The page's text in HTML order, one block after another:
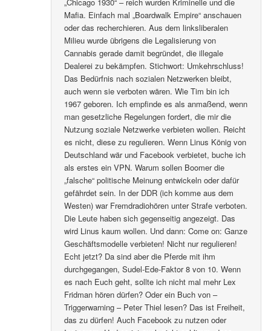
Mafia. Einfach mal „Boardwalk Empire“ anschauen
oder das recherchieren. Aus dem linksliberalen
Milieu wurde übrigens die Legalisierung von
Cannabis gerade damit begründet, die illegale
Dealerei zu bekämpfen. Stichwort: Umkehrschluss!
Das Bedürfnis nach sozialen Netzwerken bleibt,
auch wenn sie verboten wären. Wie Tim bin ich
1967 geboren. Ich empfinde es als anmaßend, wenn
man gesetzliche Regelungen fordert, die mir die
Nutzung soziale Netzwerke verbieten wollen. Reicht
es nicht, diese zu regulieren. Wenn Linus König von
Deutschland wär und Facebook verbietet, buche ich
als erstes ein VPN. Warum sollen Boomer die
„falsche“ politische Meinung entwickeln oder dafür
gefährdet sein. In der DDR (ich komme aus dem
Westen) war Fremdradiohören unter Strafe verboten.
Die Leute haben sich gegenseitig angezeigt. Das
wird Linus kaum wollen. Und dann: Come on: Ganze
Geschäftsmodelle verbieten! Nicht nur regulieren!
Echt jetzt? Da sind aber die Pferde mit ihm
durchgegangen, Sudel-Ede-Faktor 8 von 10. Wenn
es nach Euch geht, sollte ich nicht mal mehr Lex
Fridman hören dürfen? Oder ein Buch von –
Triggerwarning – Peter Thiel lesen? Das ist Freiheit,
das zu dürfen! Auch Facebook zu nutzen oder